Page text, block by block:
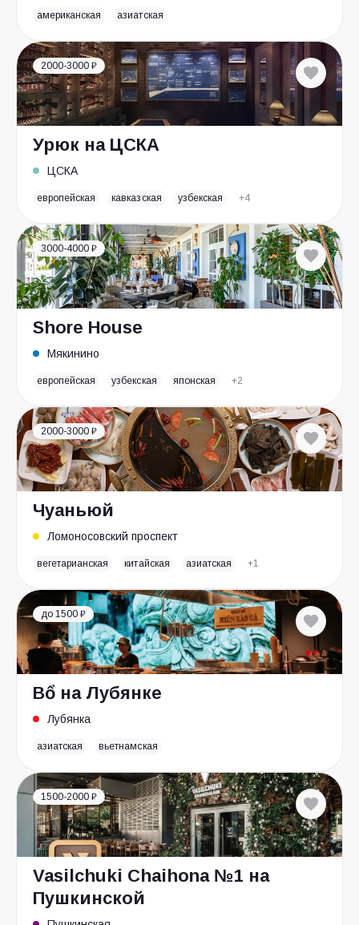
американская азиатская
2000-3000 ₽
Урюк на ЦСКА
ЦСКА
европейская кавказская узбекская +4
3000-4000 ₽
Shore House
Мякинино
европейская узбекская японская +2
2000-3000 ₽
Чуаньюй
Ломоносовский проспект
вегетарианская китайская азиатская +1
до 1500 ₽
Bổ на Лубянке
Лубянка
азиатская вьетнамская
1500-2000 ₽
Vasilchuki Chaihona №1 на
Пушкинской